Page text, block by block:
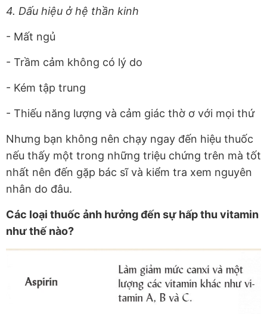
4. Dấu hiệu ở hệ thần kinh
- Mất ngủ
- Trầm cảm không có lý do
- Kém tập trung
- Thiếu năng lượng và cảm giác thờ ơ với mọi thứ
Nhưng bạn không nên chạy ngay đến hiệu thuốc
nếu thấy một trong những triệu chứng trên mà tốt
nhất nên đến gặp bác sĩ và kiểm tra xem nguyên
nhân do đâu.
Các loại thuốc ảnh hưởng đến sự hấp thu vitamin
như thế nào?